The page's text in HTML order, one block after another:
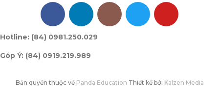
Hotline: (84) 0981.250.029
Góp Ý: (84) 0919.219.989
Bản quyền thuộc về Panda Education Thiết kế bởi Kalzen Media